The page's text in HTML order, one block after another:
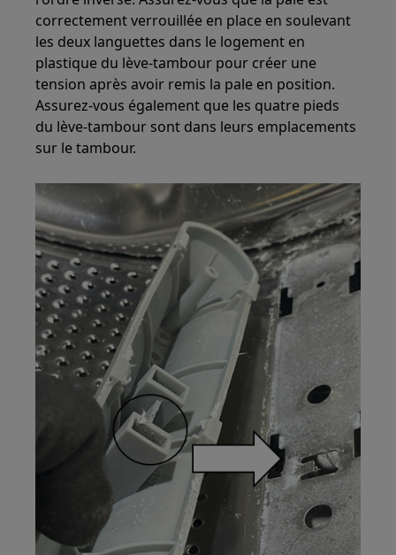
correctement verrouillée en place en soulevant
les deux languettes dans le logement en
plastique du lève-tambour pour créer une
tension après avoir remis la pale en position.
Assurez-vous également que les quatre pieds
du lève-tambour sont dans leurs emplacements
sur le tambour.